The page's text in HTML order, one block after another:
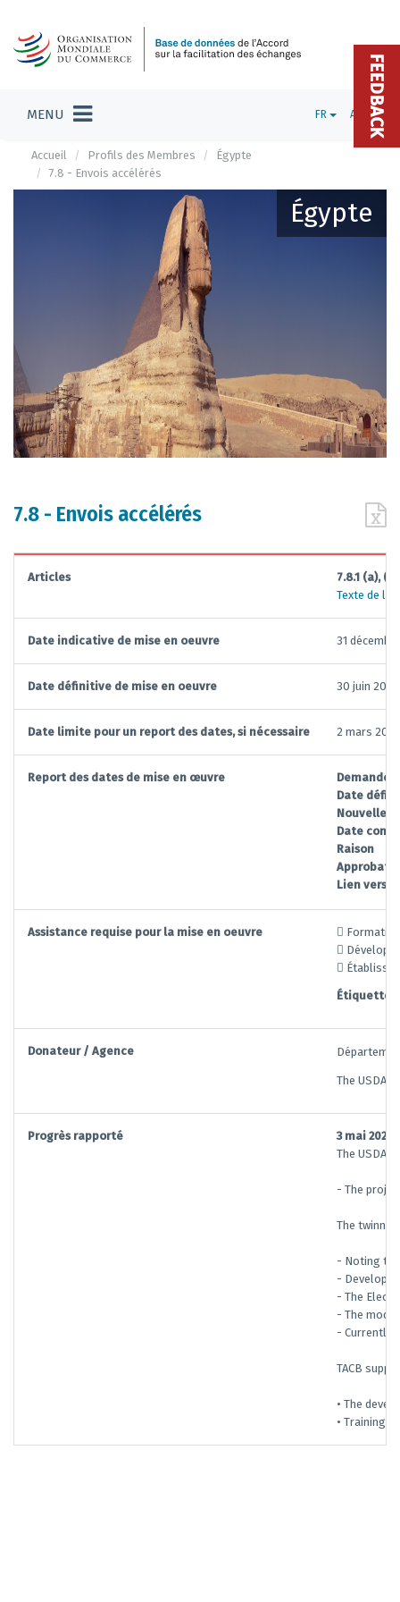
MENU FR ADMIN
Accueil Profils des Membres
Égypte
7.8 - Envois accélérés
Égypte
7.8 - Envois accélérés
Articles
7.8.1 (a),
Texte de la
Date indicative de mise en oeuvre 31
Date définitive de mise en oeuvre 30 juin 2027
Date limite pour un report des dates, si nécessaire 2 mars 2027
Report des dates de mise en œuvre
Demande
Date
Nouvelle
Date
Raison
Lien vers
Assistance requise pour la mise en oeuvre



Étiquettes:
Donateur / Agence
The USDA
Progrès rapporté
3 mai
The USDA
- The
The
- Noting
-
- The
- The
- Currently,
TACB
• The
• Training
FEEDBACK